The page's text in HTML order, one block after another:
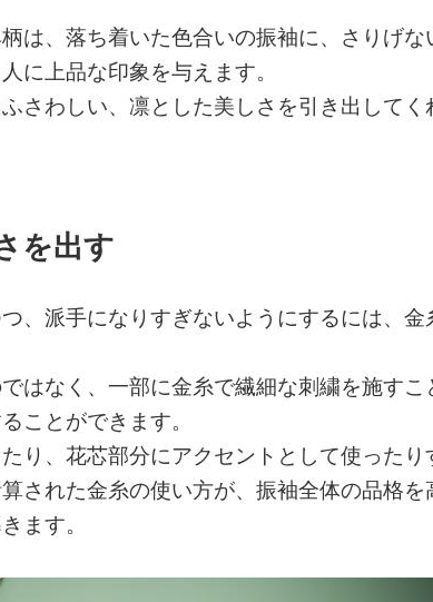
は、落ち着いた色合いの振袖に、さりげな
に上品な印象を与えます。
さわしい、凛とした美しさを引き出してく
を出す
、派手になりすぎないようにするには、金
はなく、一部に金糸で繊細な刺繍を施すこ
ことができます。
り、花芯部分にアクセントとして使ったり
された金糸の使い方が、振袖全体の品格を
ます。